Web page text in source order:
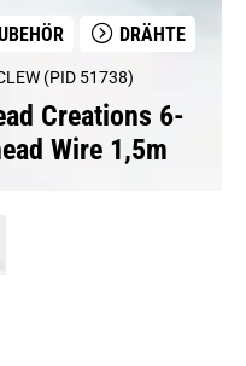
DRÄHTE
(PID 51738)
Creations 6-
Wire 1,5m